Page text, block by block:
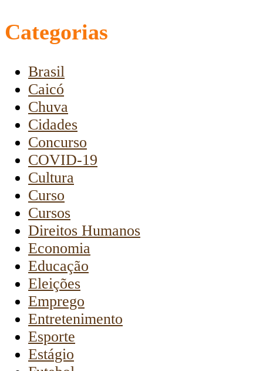
Categorias
Brasil
Caicó
Chuva
Cidades
Concurso
COVID-19
Cultura
Curso
Cursos
Direitos Humanos
Economia
Educação
Eleições
Emprego
Entretenimento
Esporte
Estágio